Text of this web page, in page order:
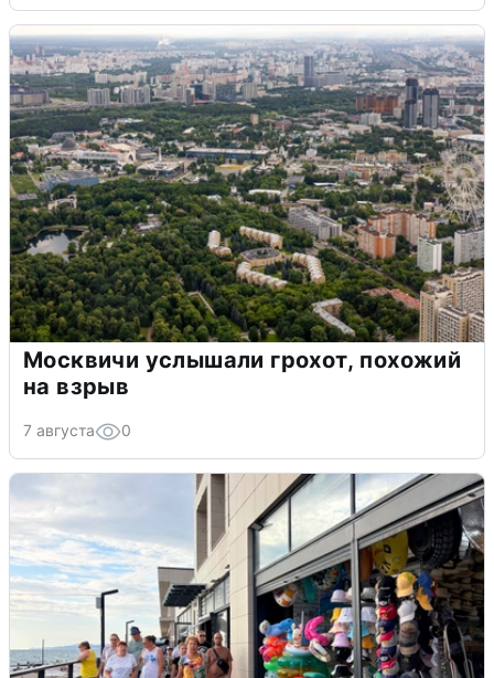
Москвичи услышали грохот, похожий
на взрыв
7 августа 0